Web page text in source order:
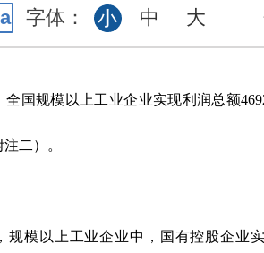
字体： 小 中 大
全国规模以上工业企业实现利润总额
二）。
规模以上工业企业中，国有控股企业